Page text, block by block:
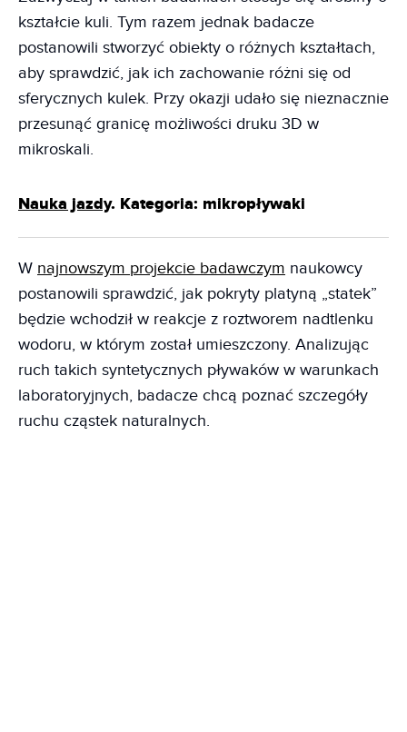
kształcie kuli. Tym razem jednak badacze
postanowili stworzyć obiekty o różnych kształtach,
aby sprawdzić, jak ich zachowanie różni się od
sferycznych kulek. Przy okazji udało się nieznacznie
przesunąć granicę możliwości druku 3D w
mikroskali.
Nauka jazdy. Kategoria: mikropływaki
W najnowszym projekcie badawczym naukowcy
postanowili sprawdzić, jak pokryty platyną „statek”
będzie wchodził w reakcje z roztworem nadtlenku
wodoru, w którym został umieszczony. Analizując
ruch takich syntetycznych pływaków w warunkach
laboratoryjnych, badacze chcą poznać szczegóły
ruchu cząstek naturalnych.